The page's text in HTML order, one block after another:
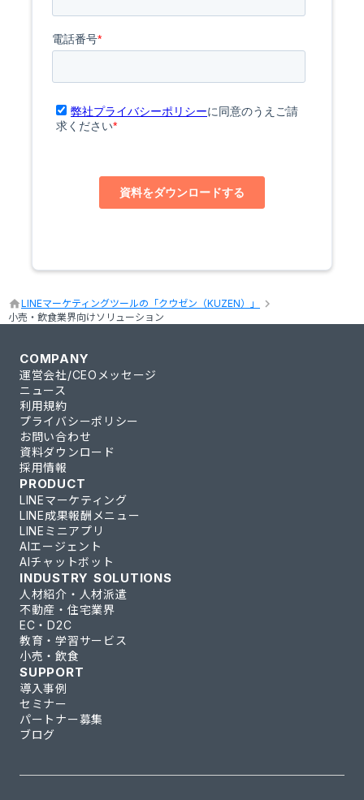
homeLINEマーケティングツールの「クウゼン（KUZEN）」 keyboard_arrow_right
小売・飲食業界向けソリューション
COMPANY
運営会社/CEOメッセージ
ニュース
利用規約
プライバシーポリシー
お問い合わせ
資料ダウンロード
採用情報
PRODUCT
LINEマーケティング
LINE成果報酬メニュー
LINEミニアプリ
AIエージェント
AIチャットボット
INDUSTRY SOLUTIONS
人材紹介・人材派遣
不動産・住宅業界
EC・D2C
教育・学習サービス
小売・飲食
SUPPORT
導入事例
セミナー
パートナー募集
ブログ